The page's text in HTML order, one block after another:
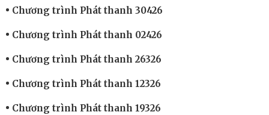
Chương trình Phát thanh 30426
Chương trình Phát thanh 02426
Chương trình Phát thanh 26326
Chương trình Phát thanh 12326
Chương trình Phát thanh 19326